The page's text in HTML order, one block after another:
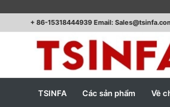
+ 86-15318444939 Email:
TSINFA Các sản phẩm Về